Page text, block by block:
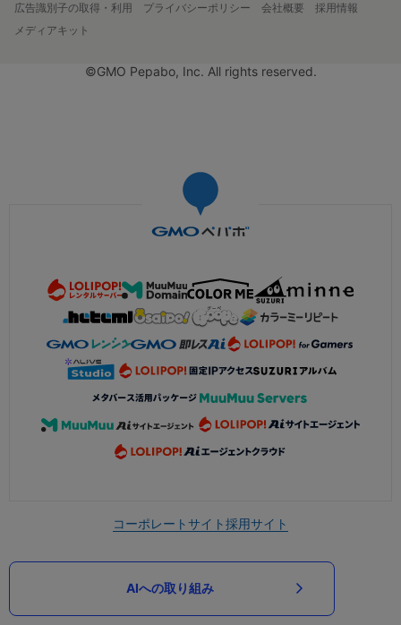
広告識別子の取得・利用
プライバシーポリシー 会社概要
採用情報
メディアキット
©GMO Pepabo, Inc. All rights reserved.
コーポレートサイト採用サイト
AIへの取り組み